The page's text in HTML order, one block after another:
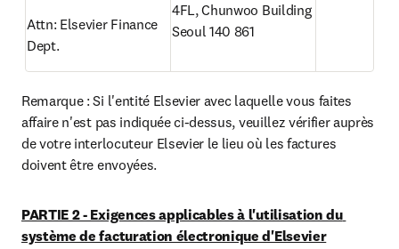
Attn: Elsevier Finance
Dept.
4FL, Chunwoo Building
Seoul 140 861
Remarque : Si l'entité Elsevier avec laquelle vous faites
affaire n'est pas indiquée ci-dessus, veuillez vérifier auprès
de votre interlocuteur Elsevier le lieu où les factures
doivent être envoyées.
PARTIE 2 - Exigences applicables à l'utilisation du
système de facturation électronique d'Elsevier